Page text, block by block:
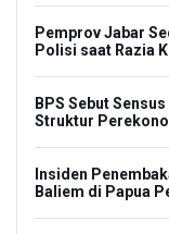
Pemprov Jabar
Polisi saat Razia
BPS Sebut
Struktur
Insiden
Baliem di Papua